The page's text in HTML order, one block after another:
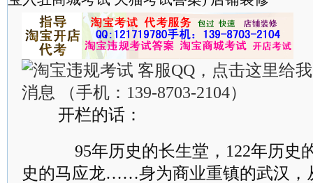
开栏的话：
95年历史的长生堂，122年历史
史的马应龙……身为商业重镇的武汉，